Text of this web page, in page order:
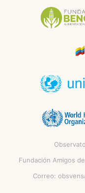
Fundación Amigos
Correo: